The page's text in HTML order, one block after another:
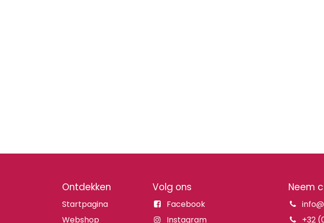
Ontdekken
Startpagina
Webshop
Neem
+32
Volg ons
Facebook
Instagram